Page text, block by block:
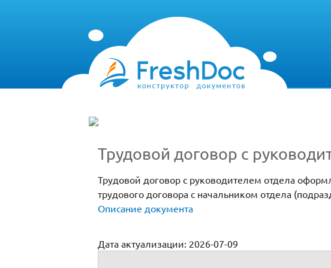
Трудовой договор с
Трудовой договор с руководителем отдела
трудового договора с начальником отдела
Описание документа
Дата актуализации: 2026-07-09